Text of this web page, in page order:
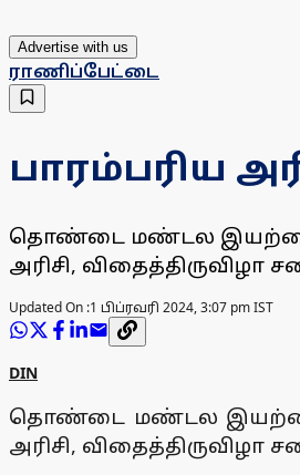
Advertise with us
ராணிப்பேட்டை
பாரம்பரிய
தொண்டை மண்டல இயற்கை
அரிசி,
Updated On :1 பிப்ரவரி 2024, 3:07 pm IST
DIN
தொண்டை மண்டல இயற்கை
அரிசி,